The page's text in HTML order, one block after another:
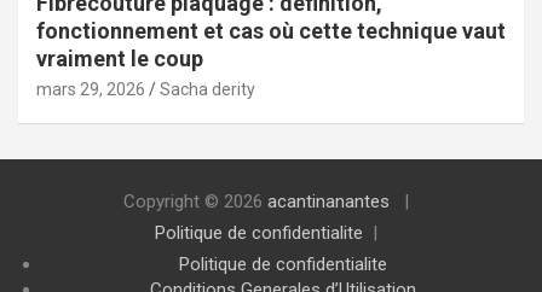
fonctionnement et cas où cette technique vaut
vraiment le coup
mars 29, 2026 Sacha derity
Copyright © 2026 acantinanantes
Politique de confidentialite
Politique de confidentialite